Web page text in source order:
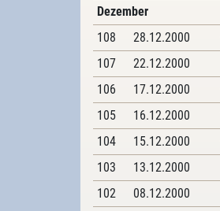
Dezember
108
28.12.2000
107
22.12.2000
106
17.12.2000
105
16.12.2000
104
15.12.2000
103
13.12.2000
102
08.12.2000